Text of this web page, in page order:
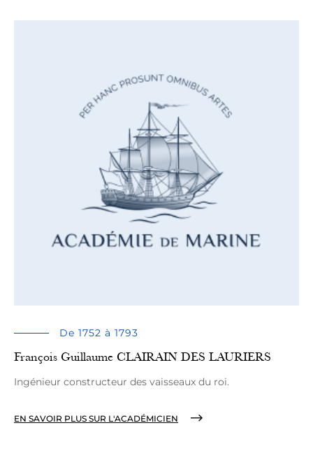
De 1752 à 1793
François Guillaume CLAIRAIN DES LAURIERS
Ingénieur constructeur des vaisseaux du roi.
EN SAVOIR PLUS SUR L'ACADÉMICIEN